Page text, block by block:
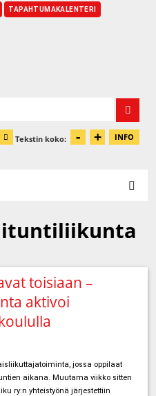
TAPAHTUMAKALENTERI
Muuta kontrastia
Tekstin koko: - + INFO
toisiaan –
aktivoi
jossa oppilaat
aikana. Muutama viikko sitten
ry:n yhteistyönä järjestettiin